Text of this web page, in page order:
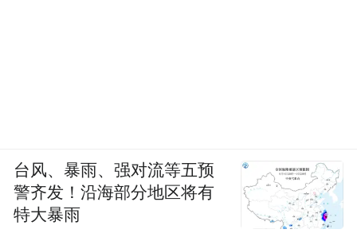
台风、暴雨、强对流等五预
警齐发！沿海部分地区将有
特大暴雨